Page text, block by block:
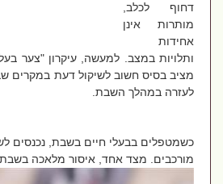
דחוף לכלב,
מותרות אינן
אחידות
ותלויות במצב. למעשה, עיקרון "צער
מציב בסיס חשוב לשיקול דעת במקרים
לעזרה במהלך השבת.
כשמטפלים בבעלי חיים בשבת, נכנסים
מורכבים. מצד אחד, איסור מלאכה בשבת